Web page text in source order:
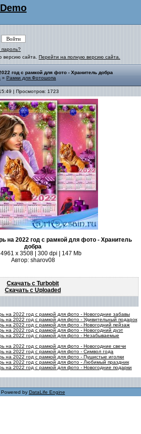
версию сайта. Перейти на полную версию сайта.
год с рамкой для фото - Хранитель добра
» Рамки для Фотошопа
| Просмотров: 1723
на 2022 год с рамкой для фото - Хранитель
добра
4961 х 3508 | 300 dpi | 147 Mb
Автор: sharov08
Скачать с Turbobit
Скачать с Uploaded
на 2022 год с рамкой для фото - Новогодние забавы
на 2022 год с рамкой для фото - Удивительный подарок
на 2022 год с рамкой для фото - Новогодний пейзаж
на 2022 год с рамкой для фото - Новогодний дуэт
на 2022 год с рамкой для фото - Незабываемые
на 2022 год с рамкой для фото - Новогодние свечи
на 2022 год с рамкой для фото - Символ года
на 2022 год с рамкой для фото - Пушистые иголки
на 2022 год с рамкой для фото - Любимый праздник
на 2022 год с рамкой для фото - Новогодние подарки
Powered by DataLife Engine